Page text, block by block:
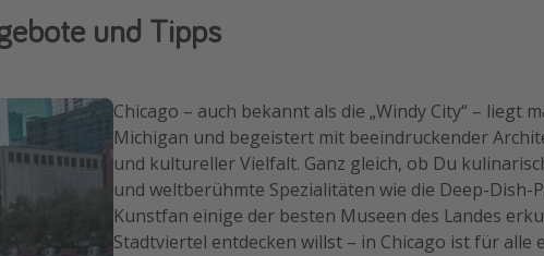
und Tipps
Chicago – auch bekannt als die „Windy City“ – liegt
Michigan und begeistert mit beeindruckender
und kultureller Vielfalt. Ganz gleich, ob Du
und weltberühmte Spezialitäten wie die Deep-Dish-
Kunstfan einige der besten Museen des Landes
Stadtviertel entdecken willst – in Chicago ist für alle